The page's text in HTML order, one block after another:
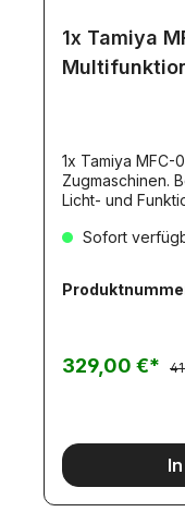
1x Tamiya
1x Tamiya MFC-
Zugmaschinen.
Licht- und
Luftablassen,
Nachlassen der
cher Fahrregler
Sofort
329,00 €*